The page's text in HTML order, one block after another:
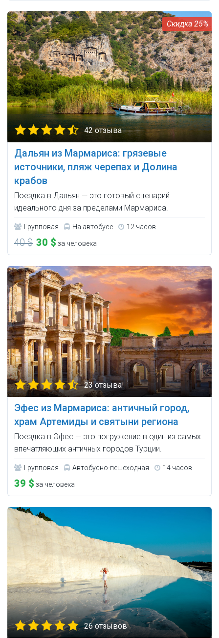
25%
42 отзыва
Дальян из Мармариса: грязевые
источники, пляж черепах и Долина
крабов
Поездка в Дальян — это готовый сценарий
идеального дня за пределами Мармариса.
Групповая На автобусе 12 часов
40 $ 30 $ за человека
23 отзыва
Эфес из Мармариса: античный город,
храм Артемиды и святыни региона
Поездка в Эфес — это погружение в один из самых
впечатляющих античных городов Турции.
Групповая Автобусно-пешеходная 14 часов
39 $ за человека
26 отзывов